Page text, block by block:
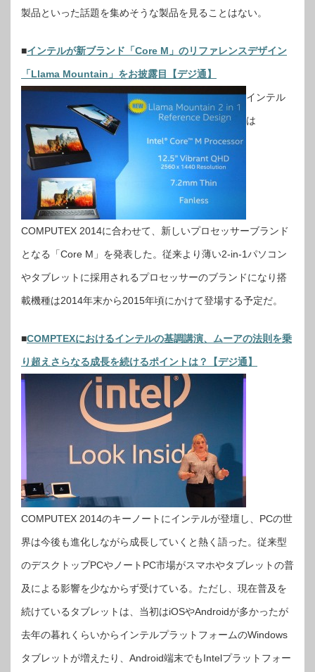
製品といった話題を集めそうな製品を見ることはない。
■インテルが新ブランド「Core M」のリファレンスデザイン
「Llama Mountain」をお披露目【デジ通】
インテル
は
COMPUTEX 2014に合わせて、新しいプロセッサーブランド
となる「Core M」を発表した。従来より薄い2-in-1パソコン
やタブレットに採用されるプロセッサーのブランドになり搭
載機種は2014年末から2015年頃にかけて登場する予定だ。
■COMPTEXにおけるインテルの基調講演、ムーアの法則を乗
り超えさらなる成長を続けるポイントは？【デジ通】
COMPUTEX 2014のキーノートにインテルが登壇し、PCの世
界は今後も進化しながら成長していくと熱く語った。従来型
のデスクトップPCやノートPC市場がスマホやタブレットの普
及による影響を少なからず受けている。ただし、現在普及を
続けているタブレットは、当初はiOSやAndroidが多かったが
去年の暮れくらいからインテルプラットフォームのWindows
タブレットが増えたり、Android端末でもIntelプラットフォー